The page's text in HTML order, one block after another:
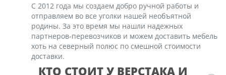
С 2012 года мы создаем добро ручной работы и
отправляем во все уголки нашей необъятной
родины. За это время мы нашли надежных
партнеров-перевозчиков и можем доставить мебель
хоть на северный полюс по смешной стоимости
доставки.
КТО СТОИТ У ВЕРСТАКА И